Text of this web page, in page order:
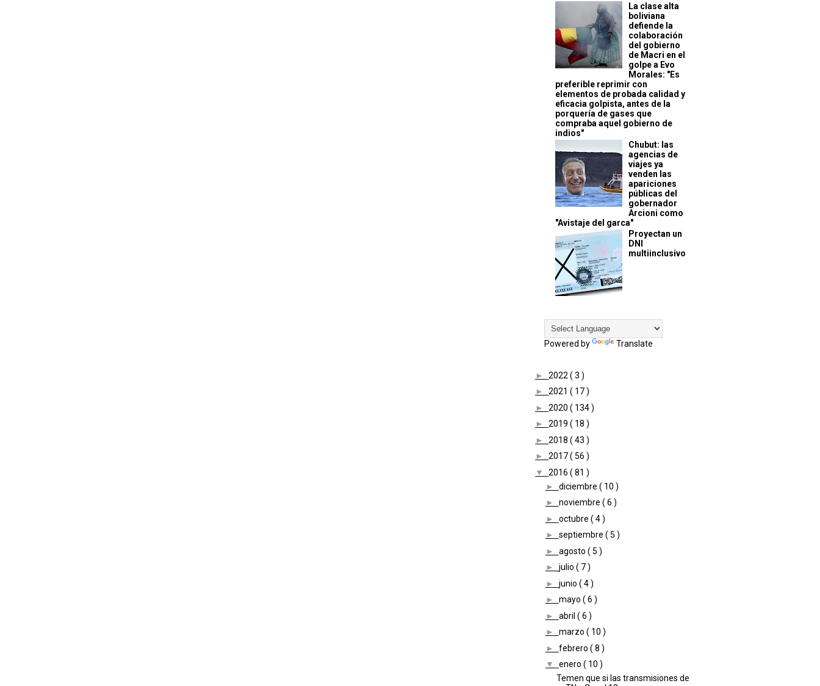
La clase alta
boliviana
defiende la
colaboración
del gobierno
de Macri en el
golpe a Evo
Morales: "Es
preferible reprimir con
elementos de probada calidad y
eficacia golpista, antes de la
porquería de gases que
compraba aquel gobierno de
indios"
Chubut: las
agencias de
viajes ya
venden las
apariciones
públicas del
gobernador
Arcioni como
"Avistaje del garca"
Proyectan un
DNI
multiinclusivo
Powered by Translate
► 2022 ( 3 )
► 2021 ( 17 )
► 2020 ( 134 )
► 2019 ( 18 )
► 2018 ( 43 )
► 2017( 56 )
▼ 2016 ( 81 )
► diciembre ( 10 )
► noviembre ( 6 )
► octubre ( 4 )
► septiembre ( 5 )
► agosto ( 5 )
► julio ( 7 )
► junio ( 4 )
► mayo ( 6 )
► abril ( 6 )
► marzo ( 10 )
► febrero ( 8 )
▼ enero ( 10 )
Temen que si las transmisiones de